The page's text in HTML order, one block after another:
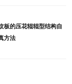
板的压花辊辊型结构自
方法